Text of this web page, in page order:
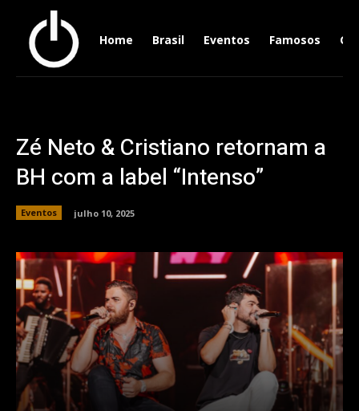
Home Brasil Eventos Famosos
Zé Neto & Cristiano retornam a
BH com a label “Intenso”
Eventos julho 10, 2025